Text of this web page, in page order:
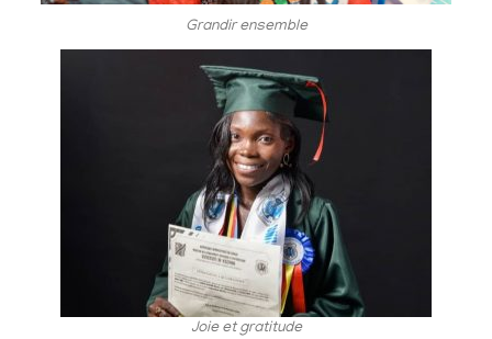
Grandir ensemble
Joie et gratitude